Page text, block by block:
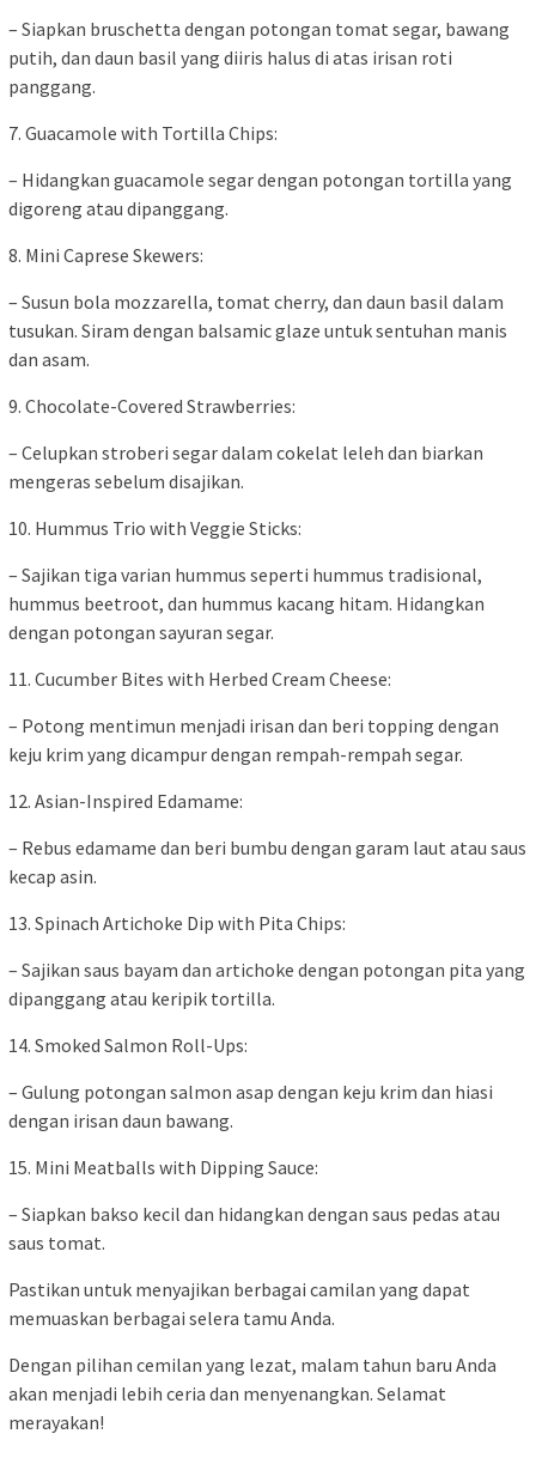
– Siapkan bruschetta dengan potongan tomat segar, bawang
putih, dan daun basil yang diiris halus di atas irisan roti
panggang.
7. Guacamole with Tortilla Chips:
– Hidangkan guacamole segar dengan potongan tortilla yang
digoreng atau dipanggang.
8. Mini Caprese Skewers:
– Susun bola mozzarella, tomat cherry, dan daun basil dalam
tusukan. Siram dengan balsamic glaze untuk sentuhan manis
dan asam.
9. Chocolate-Covered Strawberries:
– Celupkan stroberi segar dalam cokelat leleh dan biarkan
mengeras sebelum disajikan.
10. Hummus Trio with Veggie Sticks:
– Sajikan tiga varian hummus seperti hummus tradisional,
hummus beetroot, dan hummus kacang hitam. Hidangkan
dengan potongan sayuran segar.
11. Cucumber Bites with Herbed Cream Cheese:
– Potong mentimun menjadi irisan dan beri topping dengan
keju krim yang dicampur dengan rempah-rempah segar.
12. Asian-Inspired Edamame:
– Rebus edamame dan beri bumbu dengan garam laut atau saus
kecap asin.
13. Spinach Artichoke Dip with Pita Chips:
– Sajikan saus bayam dan artichoke dengan potongan pita yang
dipanggang atau keripik tortilla.
14. Smoked Salmon Roll-Ups:
– Gulung potongan salmon asap dengan keju krim dan hiasi
dengan irisan daun bawang.
15. Mini Meatballs with Dipping Sauce:
– Siapkan bakso kecil dan hidangkan dengan saus pedas atau
saus tomat.
Pastikan untuk menyajikan berbagai camilan yang dapat
memuaskan berbagai selera tamu Anda.
Dengan pilihan cemilan yang lezat, malam tahun baru Anda
akan menjadi lebih ceria dan menyenangkan. Selamat
merayakan!